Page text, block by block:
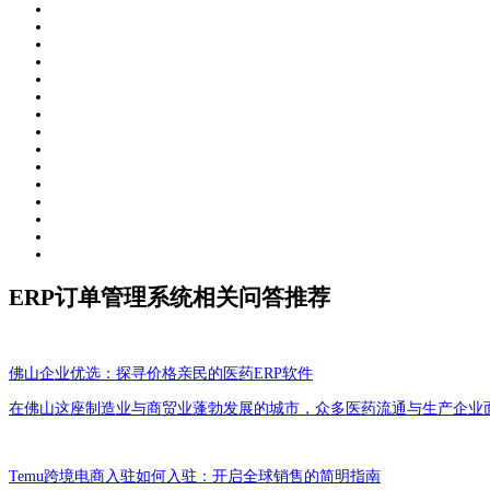
ERP订单管理系统相关问答推荐
佛山企业优选：探寻价格亲民的医药ERP软件
在佛山这座制造业与商贸业蓬勃发展的城市，众多医药流通与生产企业
Temu跨境电商入驻如何入驻：开启全球销售的简明指南